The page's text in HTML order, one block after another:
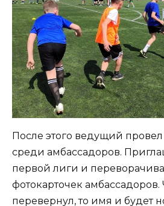
После этого ведущий
среди амбассадоров.
первой лиги и
фотокарточек амбассадоров.
перевернул, то имя и будет